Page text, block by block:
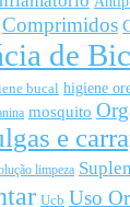
Comprimidos
de
bucal higiene
mosquito
e
limpeza
Ucb Uso